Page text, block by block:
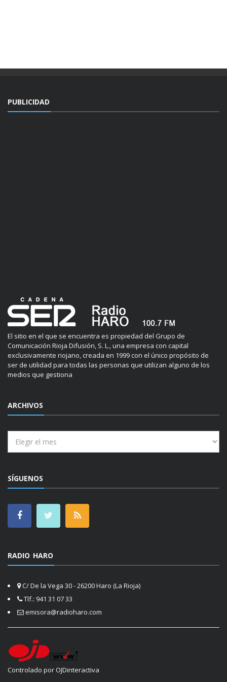
PUBLICIDAD
El sitio en el que se encuentra es propiedad del Grupo de
Comunicación Rioja Difusión, S. L., una empresa con capital
exclusivamente riojano, creada en 1999 con el único propósito de
ser de utilidad para todas las personas que utilizan alguno de los
medios que gestiona
ARCHIVOS
SÍGUENOS
RADIO HARO
C/ De la Vega 30 - 26200 Haro (La Rioja)
Tlf.: 941 31 07 33
emisora@radioharo.com
Controlado por OJDinteractiva